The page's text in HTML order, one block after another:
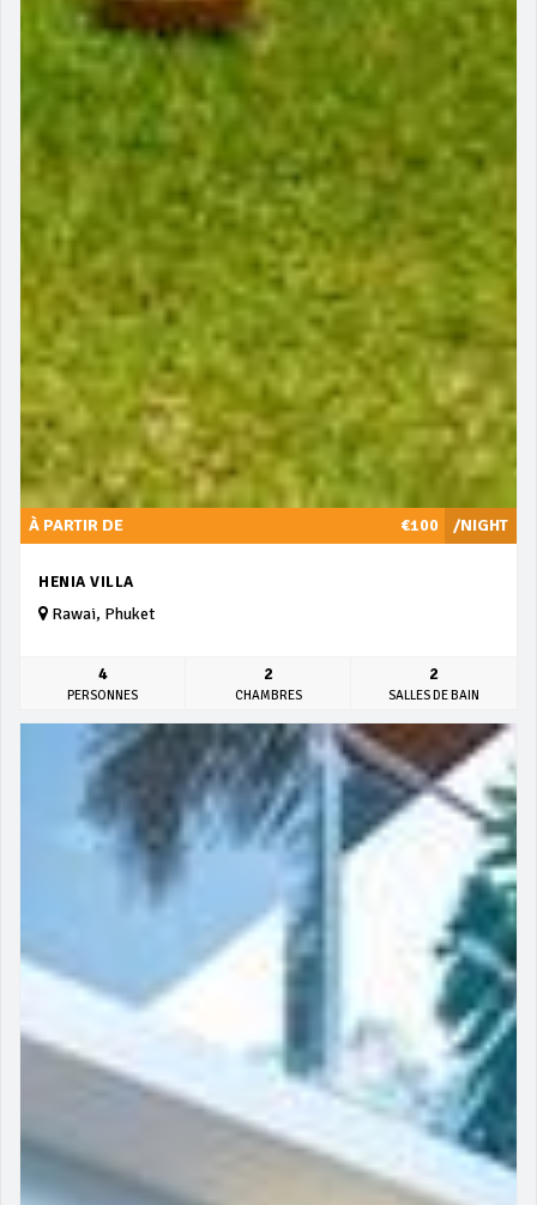
/NIGHT
À PARTIR DE €100
HENIA VILLA
Rawai, Phuket
4
PERSONNES
2
CHAMBRES
2
SALLES DE BAIN